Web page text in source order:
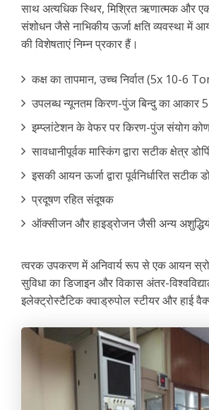
साथ अत्यधिक स्थिर, मिश्रित ऋणात्मक और
संशोधन जैसे नाभिकीय ऊर्जा क्षति व्यवस्था में
की विशेषताएं निम्न प्रकार हैं।
कक्ष का तापमान, उच्च निर्वात (5x 10-6
उपलब्ध न्यूनतम किरण-पुंज बिन्दु का आकार
इम्प्लांटेशन के वेफर पर किरण-पुंज संयोग
सावधानीपूर्वक मास्किंग द्वारा सटीक क्षेत्र
इसकी आयन ऊर्जा द्वारा पूर्वनिर्धारित सटीक
प्रदूषण रहित संदूषक
ऑक्सीजन और हाइड्रोजन जैसी अन्य
त्वरक उपकरण में अनिवार्य रूप से एक आयन
सुविधा का डिजाइन और विकास अंतर-
इलेक्ट्रोस्टैटिक क्वाड्रुपोल स्टीयर और हाई